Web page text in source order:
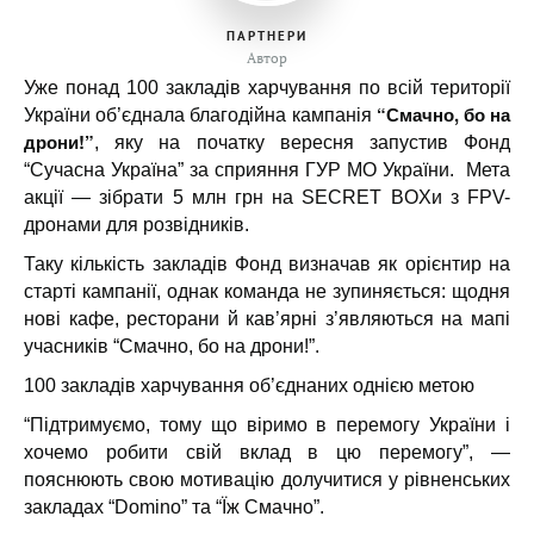
ПАРТНЕРИ
Автор
Уже понад 100 закладів харчування по всій території
України об’єднала благодійна кампанія “Смачно, бо на
дрони!”, яку на початку вересня запустив Фонд
“Сучасна Україна” за сприяння ГУР МО України. Мета
акції — зібрати 5 млн грн на SECRET BOXи з FPV-
дронами для розвідників.
Таку кількість закладів Фонд визначав як орієнтир на
старті кампанії, однак команда не зупиняється: щодня
нові кафе, ресторани й кав’ярні з’являються на мапі
учасників “Смачно, бо на дрони!”.
100 закладів харчування об’єднаних однією метою
“Підтримуємо, тому що віримо в перемогу України і
хочемо робити свій вклад в цю перемогу”, —
пояснюють свою мотивацію долучитися у рівненських
закладах “Domino” та “Їж Смачно”.